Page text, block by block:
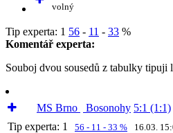
volný
Tip experta: 1 56 - 11 - 33 %
Komentář experta:
Souboj dvou sousedů z tabulky tipuji
MS Brno Bosonohy 5:1 (1:1)
Tip experta: 1 56 - 11 - 33 % 16.03.